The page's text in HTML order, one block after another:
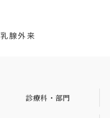
乳腺外来
診療科・部門